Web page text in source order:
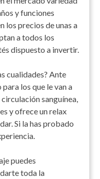
y funciones
los precios de unas a
a todos los
dispuesto a invertir.
cualidades? Ante
los que le van a
sanguínea,
y ofrece un relax
Si la has probado
puedes
toda la